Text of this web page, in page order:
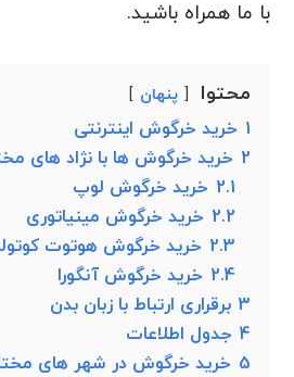
با ما همراه باشید.
محتوا پنهان
1 خرید خرگوش اینترنتی
2 خرید خرگوش ها با نژاد های
2.1 خرید خرگوش لوپ
2.2 خرید خرگوش مینیاتوری
2.3 خرید خرگوش هوتوت
2.4 خرید خرگوش آنگورا
3 برقراری ارتباط با زبان بدن
4 جدول اطلاعات
5 خرید خرگوش در شهر های